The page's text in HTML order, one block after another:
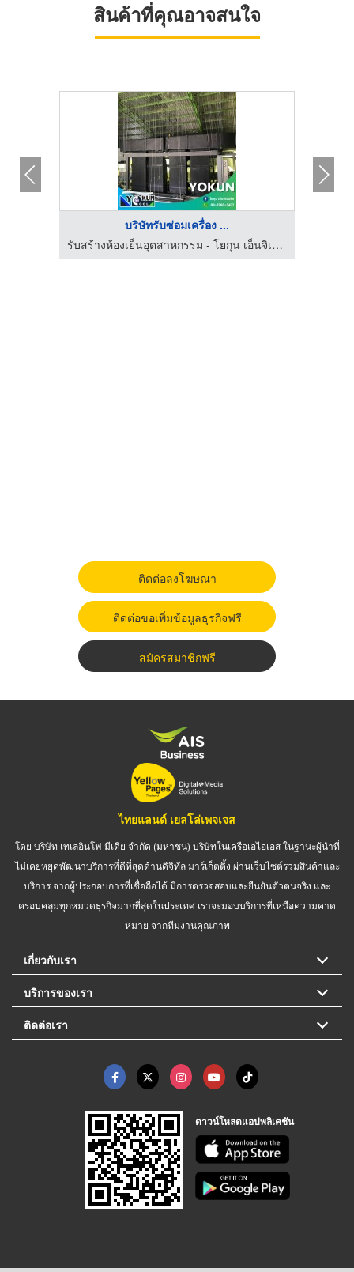
สินค้าที่คุณอาจสนใจ
บริษัทรับซ่อมเครื่อง ...
รับสร้างห้องเย็นอุตสาหกรรม - โยกุน เอ็นจิเนียริ่ง
ติดต่อลงโฆษณา
ติดต่อขอเพิ่มข้อมูลธุรกิจฟรี
สมัครสมาชิกฟรี
ไทยแลนด์ เยลโล่เพจเจส
โดย บริษัท เทเลอินโฟ มีเดีย จำกัด (มหาชน) บริษัทในเครือเอไอเอส ในฐานะผู้นำที่
ไม่เคยหยุดพัฒนาบริการที่ดีที่สุดด้านดิจิทัล มาร์เก็ตติ้ง ผ่านเว็บไซต์รวมสินค้าและ
บริการ จากผู้ประกอบการที่เชื่อถือได้ มีการตรวจสอบและยืนยันตัวตนจริง และ
ครอบคลุมทุกหมวดธุรกิจมากที่สุดในประเทศ เราจะมอบบริการที่เหนือความคาด
หมาย จากทีมงานคุณภาพ
เกี่ยวกับเรา
บริการของเรา
ติดต่อเรา
ดาวน์โหลดแอปพลิเคชัน